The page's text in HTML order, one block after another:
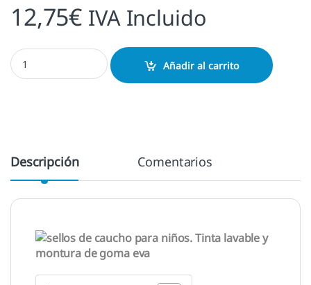
12,75€ IVA Incluido
Stampo Minos albañiles cantidad
Añadir al carrito
Descripción Comentarios